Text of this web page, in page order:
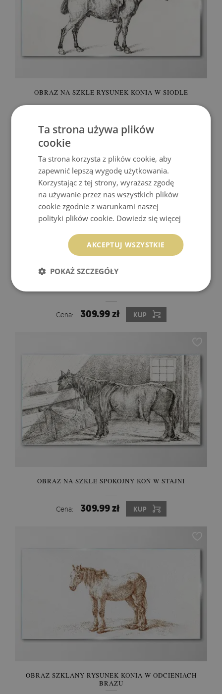
OBRAZ NA SZKLE RYSUNEK KONIA W SIODLE
Cena: 309.99 zł KUP
OBRAZ NA SZKLE SPOKOJNY KOŃ W STAJNI
Cena: 309.99 zł KUP
OBRAZ SZKLANY RYSUNEK KONIA W ODCIENIACH
BRĄZU
Ta strona używa plików
cookie
Ta strona korzysta z plików cookie, aby
zapewnić lepszą wygodę użytkowania.
Korzystając z tej strony, wyrażasz zgodę
na używanie przez nas wszystkich plików
cookie zgodnie z warunkami naszej
polityki plików cookie. Dowiedz się więcej
AKCEPTUJ WSZYSTKIE
POKAŻ SZCZEGÓŁY